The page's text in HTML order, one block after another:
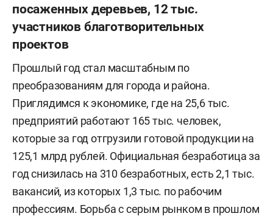
посаженных деревьев, 12 тыс.
участников благотворительных
проектов
Прошлый год стал масштабным по
преобразованиям для города и района.
Приглядимся к экономике, где на 25,6 тыс.
предприятий работают 165 тыс. человек,
которые за год отгрузили готовой продукции на
125,1 млрд рублей. Официальная безработица за
год снизилась на 310 безработных, есть 2,1 тыс.
вакансий, из которых 1,3 тыс. по рабочим
профессиям. Борьба с серым рынком в прошлом